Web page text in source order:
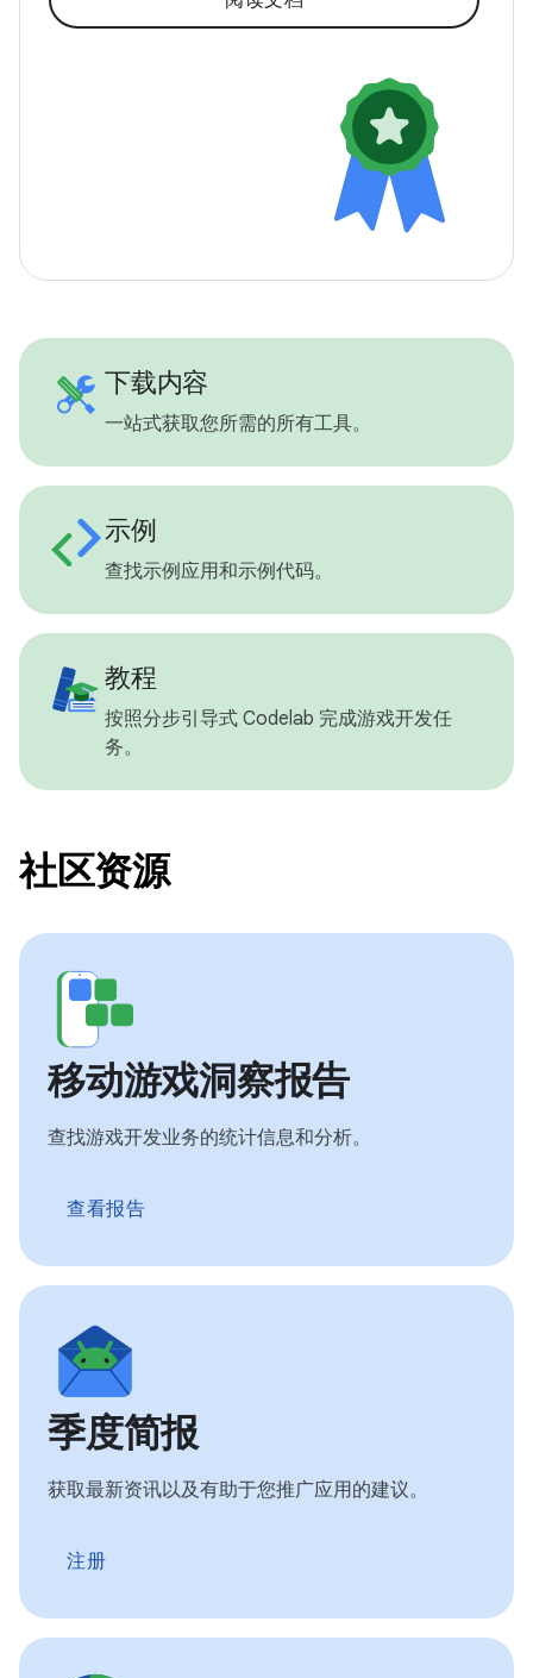
下载内容
一站式获取您所需的所有工具。
示例
查找示例应用和示例代码。
教程
按照分步引导式 Codelab 完成游戏开发任
务。
社区资源
移动游戏洞察报告
查找游戏开发业务的统计信息和分析。
查看报告
季度简报
获取最新资讯以及有助于您推广应用的建议。
注册